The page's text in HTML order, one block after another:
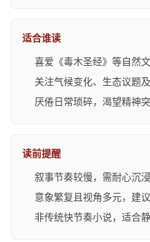
适合谁读
喜爱《毒木圣经》等自然
关注气候变化、生态议题
厌倦日常琐碎，渴望精神
读前提醒
叙事节奏较慢，需耐心沉
意象繁复且视角多元，建
非传统快节奏小说，适合